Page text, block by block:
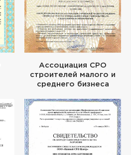
Ассоциация СРО
строителей малого и
среднего бизнеса